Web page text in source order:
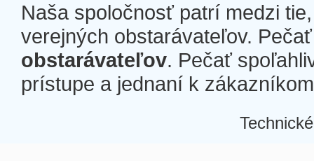
Naša spoločnosť patrí medzi
verejných obstarávateľov.
obstarávateľov. Pečať
prístupe a jednaní k